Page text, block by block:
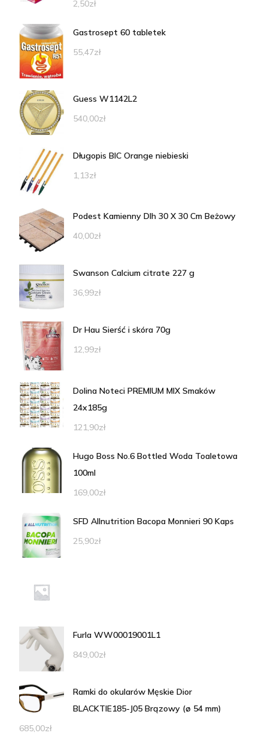
2,50zł
Gastrosept 60 tabletek
55,47zł
Guess W1142L2
540,00zł
Długopis BIC Orange niebieski
1,13zł
Podest Kamienny Dlh 30 X 30 Cm Beżowy
40,00zł
Swanson Calcium citrate 227 g
36,99zł
Dr Hau Sierść i skóra 70g
12,99zł
Dolina Noteci PREMIUM MIX Smaków
24x185g
121,90zł
Hugo Boss No.6 Bottled Woda Toaletowa
100ml
169,00zł
SFD Allnutrition Bacopa Monnieri 90 Kaps
25,90zł
Furla WW00019001L1
849,00zł
Ramki do okularów Męskie Dior
BLACKTIE185-J05 Brązowy (ø 54 mm)
685,00zł